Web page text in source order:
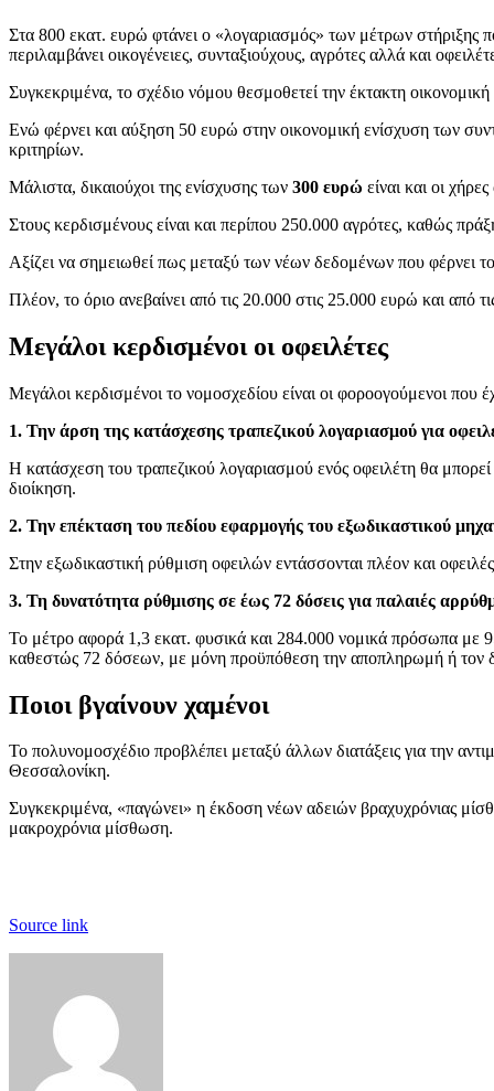
Στα 800 εκατ. ευρώ φτάνει ο «λογαριασμός» των μέτρων στήριξης
περιλαμβάνει οικογένειες, συνταξιούχους, αγρότες αλλά και
Συγκεκριμένα, το σχέδιο νόμου θεσμοθετεί την έκτακτη
Ενώ φέρνει και αύξηση 50 ευρώ στην οικονομική ενίσχυση των
κριτηρίων.
Μάλιστα, δικαιούχοι της ενίσχυσης των 300 ευρώ είναι και οι
Στους κερδισμένους είναι και περίπου 250.000 αγρότες, καθώς
Αξίζει να σημειωθεί πως μεταξύ των νέων δεδομένων που φέρνει
Πλέον, το όριο ανεβαίνει από τις 20.000 στις 25.000 ευρώ και από
Μεγάλοι κερδισμένοι οι οφειλέτες
Μεγάλοι κερδισμένοι το νομοσχεδίου είναι οι φοροογούμενοι
1. Την άρση της κατάσχεσης τραπεζικού λογαριασμού για
Η κατάσχεση του τραπεζικού λογαριασμού ενός οφειλέτη θα μπορεί
διοίκηση.
2. Την επέκταση του πεδίου εφαρμογής του εξωδικαστικού
Στην εξωδικαστική ρύθμιση οφειλών εντάσσονται πλέον και
3. Τη δυνατότητα ρύθμισης σε έως 72 δόσεις για παλαιές
Το μέτρο αφορά 1,3 εκατ. φυσικά και 284.000 νομικά πρόσωπα με
καθεστώς 72 δόσεων, με μόνη προϋπόθεση την αποπληρωμή ή τον
Ποιοι βγαίνουν χαμένοι
Το πολυνομοσχέδιο προβλέπει μεταξύ άλλων διατάξεις για την
Θεσσαλονίκη.
Συγκεκριμένα, «παγώνει» η έκδοση νέων αδειών βραχυχρόνιας
μακροχρόνια μίσθωση.
Source link